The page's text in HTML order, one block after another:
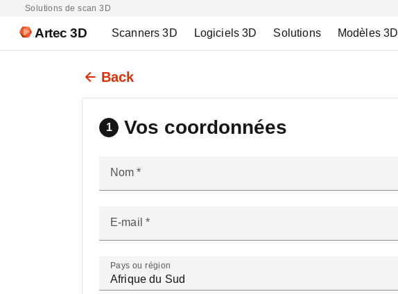
Solutions de scan 3D
Artec 3D Scanners 3D Logiciels 3D Solutions Modèles 3D
1 Vos coordonnées
Nom
E-mail
Pays ou région
Afrique du Sud
Back